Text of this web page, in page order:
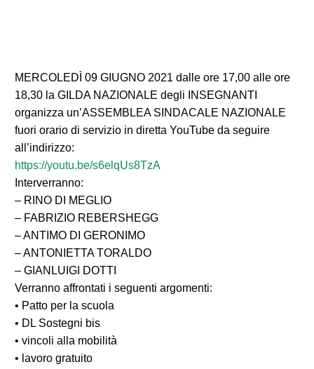
MERCOLEDÌ 09 GIUGNO 2021 dalle ore 17,00 alle ore
18,30 la GILDA NAZIONALE degli INSEGNANTI
organizza un’ASSEMBLEA SINDACALE NAZIONALE
fuori orario di servizio in diretta YouTube da seguire
all’indirizzo:
https://youtu.be/s6elqUs8TzA
Interverranno:
– RINO DI MEGLIO
– FABRIZIO REBERSHEGG
– ANTIMO DI GERONIMO
– ANTONIETTA TORALDO
– GIANLUIGI DOTTI
Verranno affrontati i seguenti argomenti:
• Patto per la scuola
• DL Sostegni bis
• vincoli alla mobilità
• lavoro gratuito